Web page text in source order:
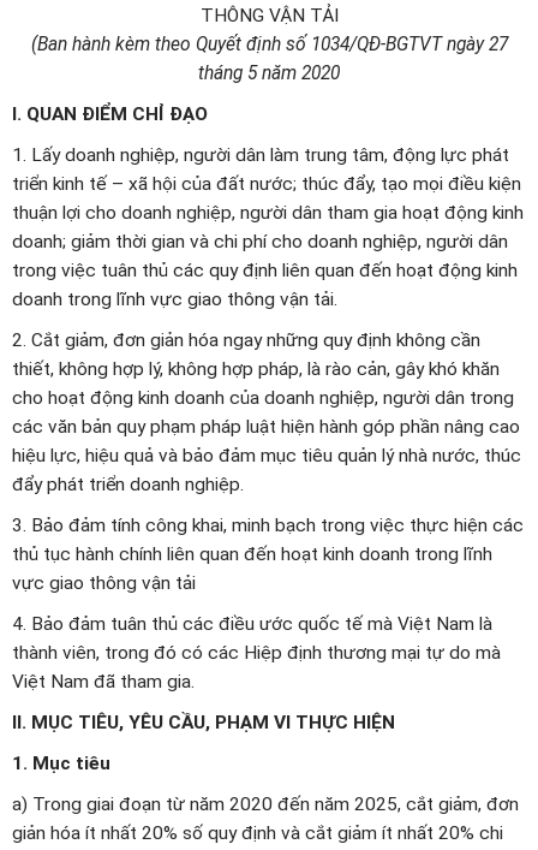
THÔNG VẬN TẢI
(Ban hành kèm theo Quyết định số 1034/QĐ-BGTVT ngày 27
tháng 5 năm 2020
I. QUAN ĐIỂM CHỈ ĐẠO
1. Lấy doanh nghiệp, người dân làm trung tâm, động lực phát
triển kinh tế – xã hội của đất nước; thúc đẩy, tạo mọi điều kiện
thuận lợi cho doanh nghiệp, người dân tham gia hoạt động kinh
doanh; giảm thời gian và chi phí cho doanh nghiệp, người dân
trong việc tuân thủ các quy định liên quan đến hoạt động kinh
doanh trong lĩnh vực giao thông vận tải.
2. Cắt giảm, đơn giản hóa ngay những quy định không cần
thiết, không hợp lý, không hợp pháp, là rào cản, gây khó khăn
cho hoạt động kinh doanh của doanh nghiệp, người dân trong
các văn bản quy phạm pháp luật hiện hành góp phần nâng cao
hiệu lực, hiệu quả và bảo đảm mục tiêu quản lý nhà nước, thúc
đẩy phát triển doanh nghiệp.
3. Bảo đảm tính công khai, minh bạch trong việc thực hiện các
thủ tục hành chính liên quan đến hoạt kinh doanh trong lĩnh
vực giao thông vận tải
4. Bảo đảm tuân thủ các điều ước quốc tế mà Việt Nam là
thành viên, trong đó có các Hiệp định thương mại tự do mà
Việt Nam đã tham gia.
II. MỤC TIÊU, YÊU CẦU, PHẠM VI THỰC HIỆN
1. Mục tiêu
a) Trong giai đoạn từ năm 2020 đến năm 2025, cắt giảm, đơn
giản hóa ít nhất 20% số quy định và cắt giảm ít nhất 20% chi